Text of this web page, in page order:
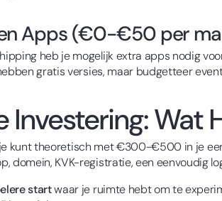
Apps (€0-€50 per
heb je mogelijk extra apps nodig
gratis versies, maar budgetteer
Investering: Wat
kunt theoretisch met €300-€500 in je
domein, KVK-registratie, een eenvoudig
startwaar je ruimte hebt om te